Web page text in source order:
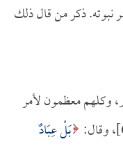
نبوته. ذكر من قال ذلك
وكلهم معظمون لأمر
بَلْ عِبَادٌ